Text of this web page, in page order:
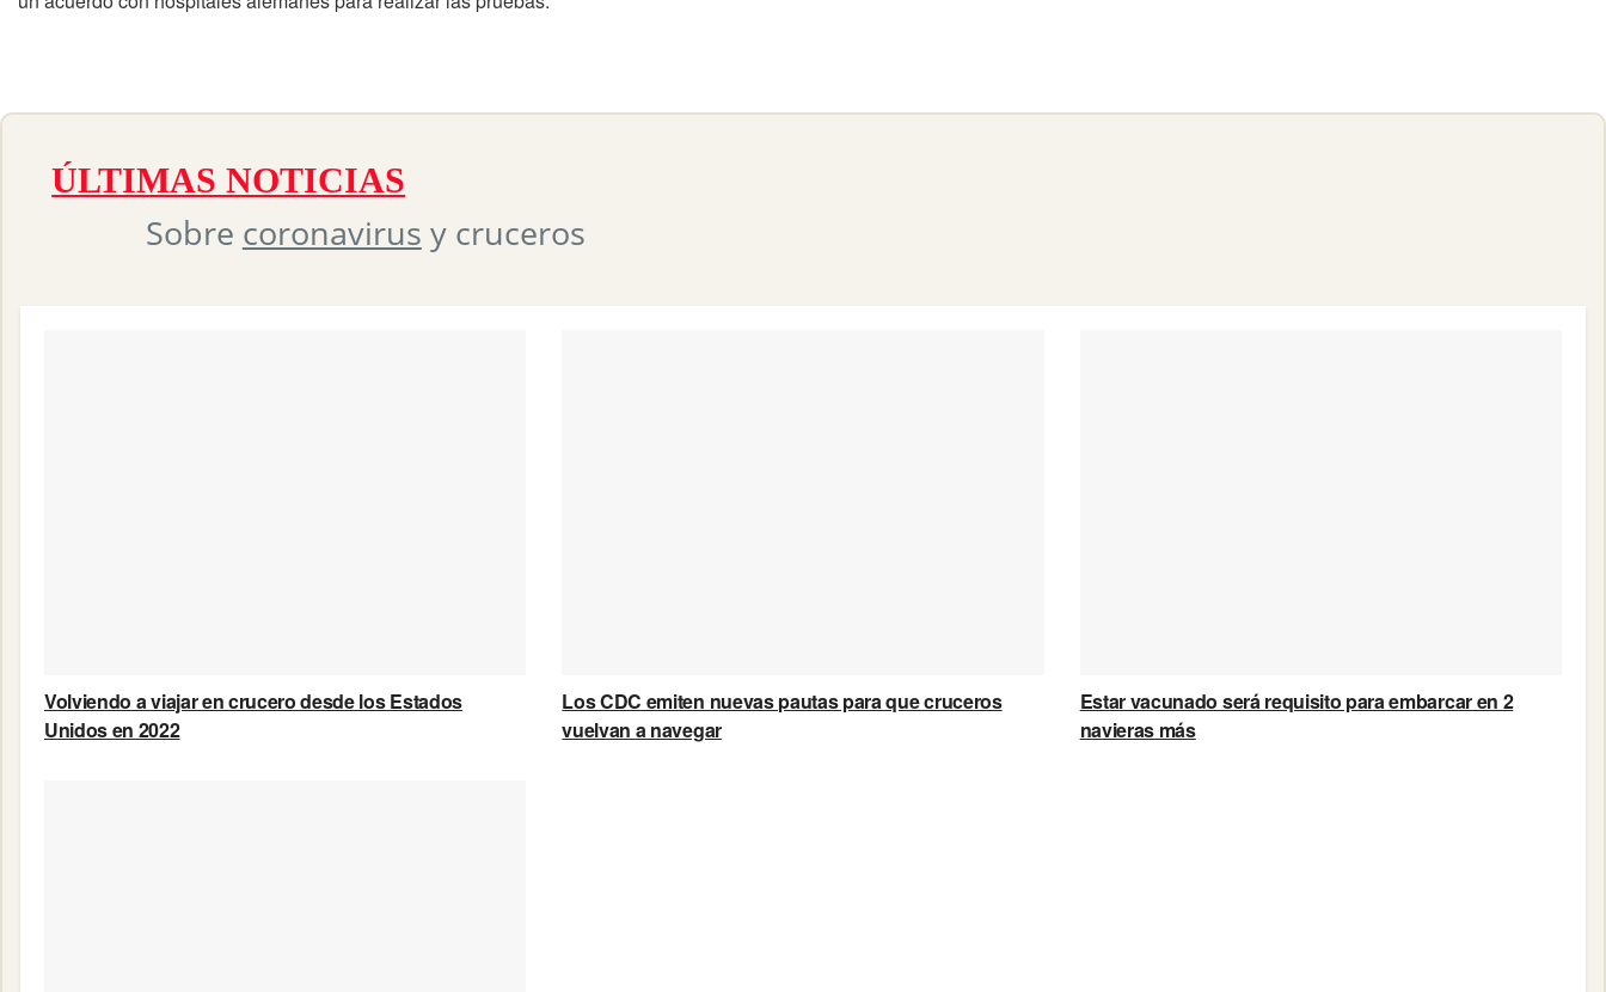
ÚLTIMAS NOTICIAS
Sobre coronavirus y cruceros
Volviendo a viajar en crucero desde los Estados
Unidos en 2022
Los CDC emiten nuevas pautas para que cruceros
vuelvan a navegar
Estar vacunado será requisito para embarcar en 2
navieras más